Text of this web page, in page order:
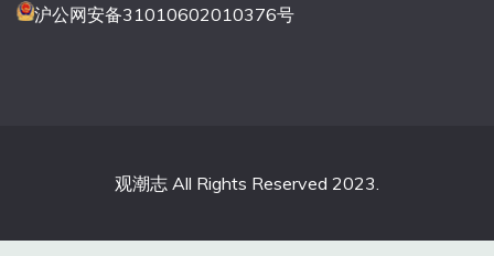
沪公网安备31010602010376号
观潮志 All Rights Reserved 2023.